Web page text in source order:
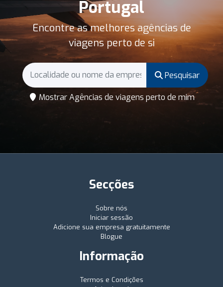
Portugal
Encontre as melhores agências de
viagens perto de si
Pesquisar
Mostrar Agências de viagens perto de mim
Secções
Sobre nós
Iniciar sessão
Adicione sua empresa gratuitamente
Blogue
Informação
Termos e Condições